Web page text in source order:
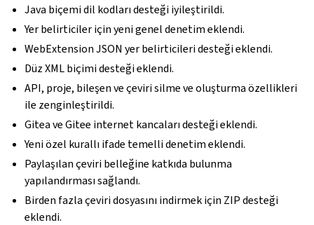
Java biçemi dil kodları desteği iyileştirildi.
Yer belirticiler için yeni genel denetim eklendi.
WebExtension JSON yer belirticileri desteği eklendi.
Düz XML biçimi desteği eklendi.
API, proje, bileşen ve çeviri silme ve oluşturma özellikleri
ile zenginleştirildi.
Gitea ve Gitee internet kancaları desteği eklendi.
Yeni özel kurallı ifade temelli denetim eklendi.
Paylaşılan çeviri belleğine katkıda bulunma
yapılandırması sağlandı.
Birden fazla çeviri dosyasını indirmek için ZIP desteği
eklendi.